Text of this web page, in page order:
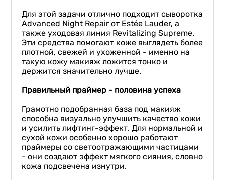
Для этой задачи отлично подходит сыворотка
Advanced Night Repair от Estée Lauder, а
также уходовая линия Revitalizing Supreme.
Эти средства помогают коже выглядеть более
плотной, свежей и ухоженной - именно на
такую кожу макияж ложится тонко и
держится значительно лучше.
Правильный праймер - половина успеха
Грамотно подобранная база под макияж
способна визуально улучшить качество кожи
и усилить лифтинг-эффект. Для нормальной и
сухой кожи особенно хорошо работают
праймеры со светоотражающими частицами
- они создают эффект мягкого сияния, словно
кожа подсвечена изнутри.